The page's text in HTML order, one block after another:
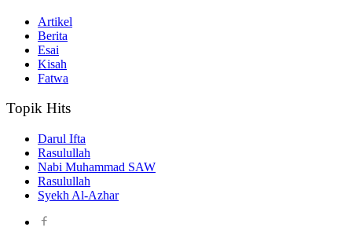
Artikel
Berita
Esai
Kisah
Fatwa
Topik Hits
Darul Ifta
Rasulullah
Nabi Muhammad SAW
Rasulullah
Syekh Al-Azhar